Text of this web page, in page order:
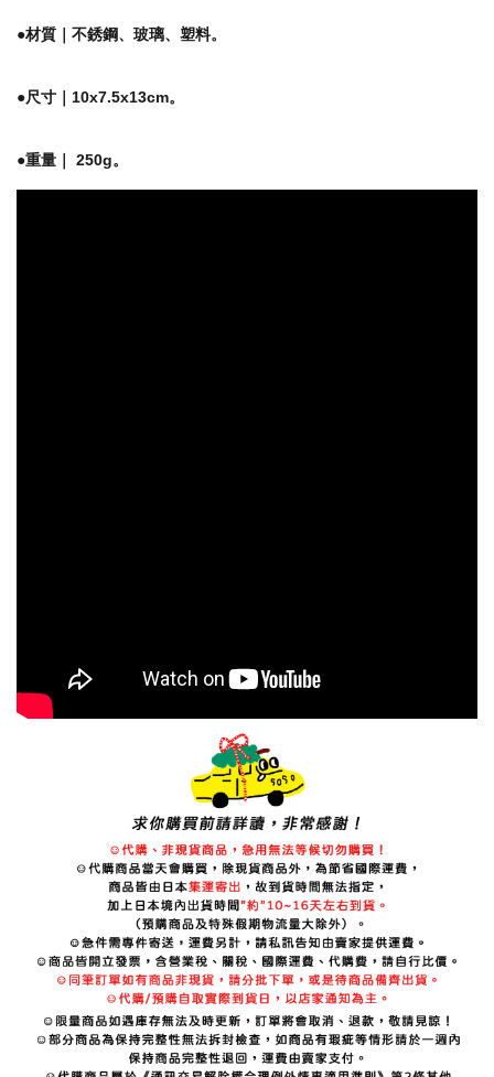
●材質｜不銹鋼、玻璃、塑料。
●尺寸｜10x7.5x13cm。
●重量｜ 250g。